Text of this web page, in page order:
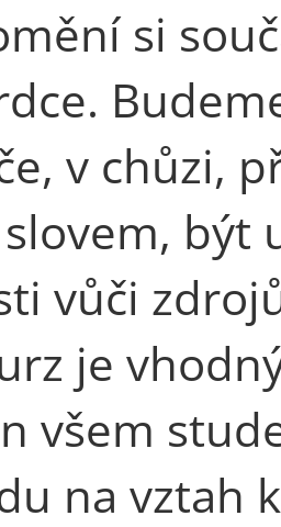
si
v chůzi,
být
vůči
je
všem
na vztah